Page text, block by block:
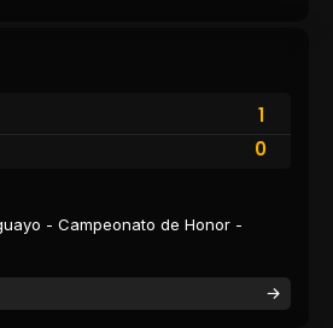
1
0
- Campeonato de Honor -